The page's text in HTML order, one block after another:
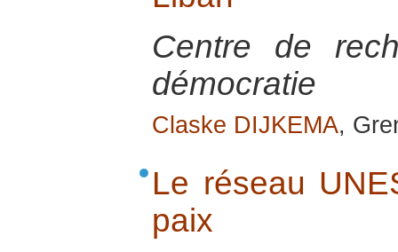
Centre de
démocratie
Claske DIJKEMA,
Le réseau
paix